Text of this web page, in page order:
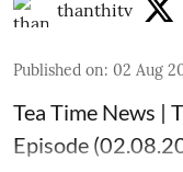
thanthitv
Published on: 02 Aug
Tea Time News |
Episode